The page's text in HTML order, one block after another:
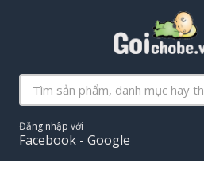
Đăng nhập với
Facebook - Google